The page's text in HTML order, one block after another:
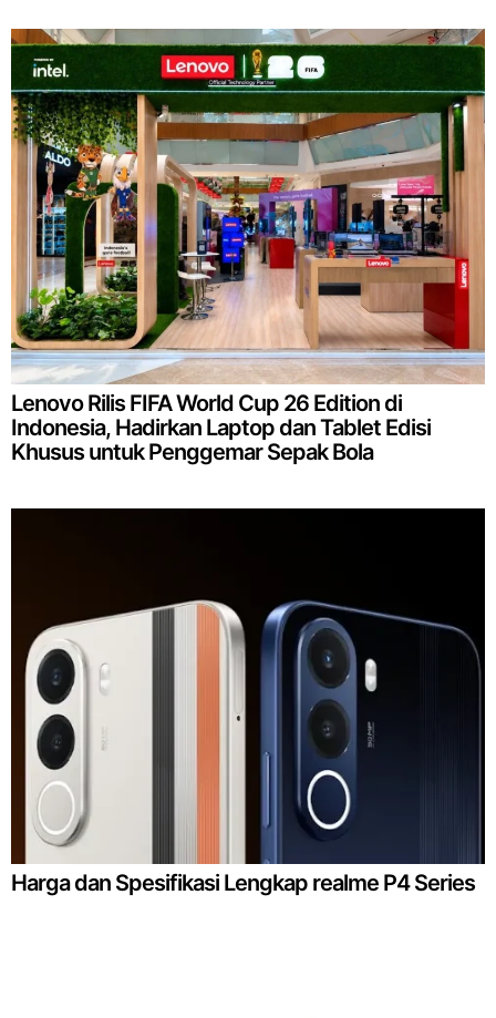
Lenovo Rilis FIFA World Cup 26 Edition di
Indonesia, Hadirkan Laptop dan Tablet Edisi
Khusus untuk Penggemar Sepak Bola
Harga dan Spesifikasi Lengkap realme P4 Series